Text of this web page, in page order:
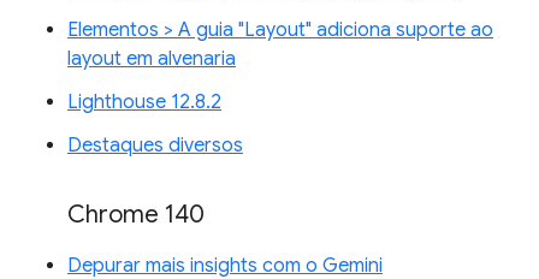
Elementos > A guia "Layout" adiciona suporte ao
layout em alvenaria
Lighthouse 12.8.2
Destaques diversos
Chrome 140
Depurar mais insights com o Gemini